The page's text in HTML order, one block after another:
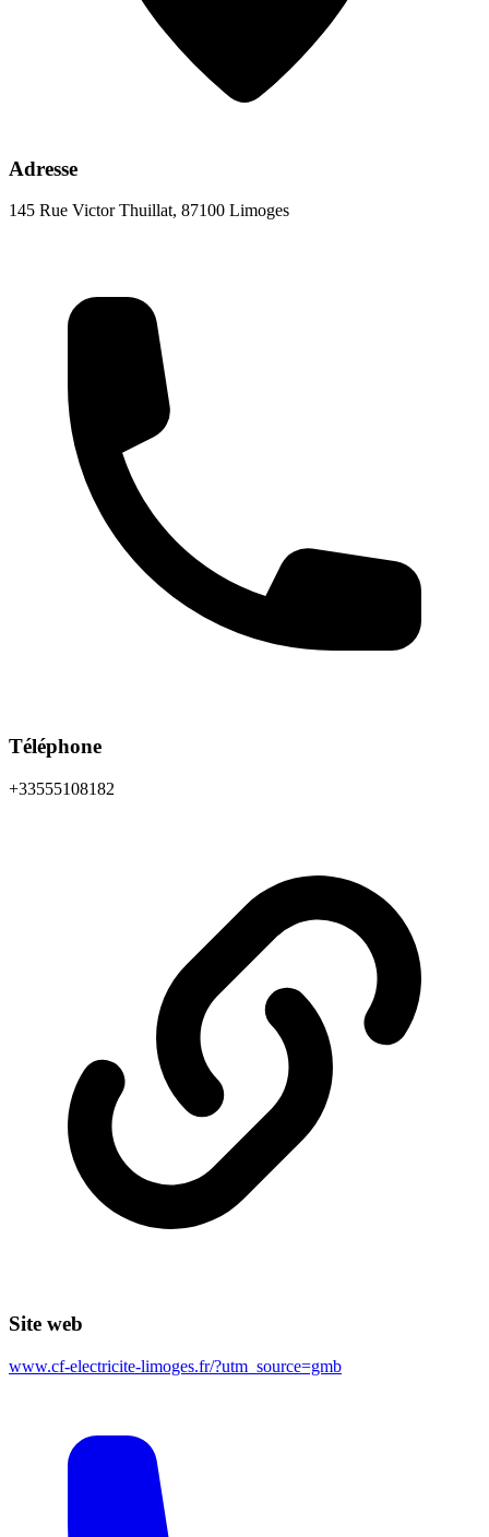
Adresse
145 Rue Victor Thuillat, 87100 Limoges
Téléphone
+33555108182
Site web
www.cf-electricite-limoges.fr/?utm_source=gmb